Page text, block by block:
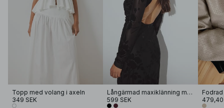
Topp med volang i axeln
349 SEK
Långärmad maxiklänning med öppen rygg
599 SEK
479,40